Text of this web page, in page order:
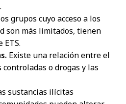
grupos cuyo acceso a los
son más limitados, tienen
ETS.
Existe una relación entre el
o drogas y las
sustancias ilícitas